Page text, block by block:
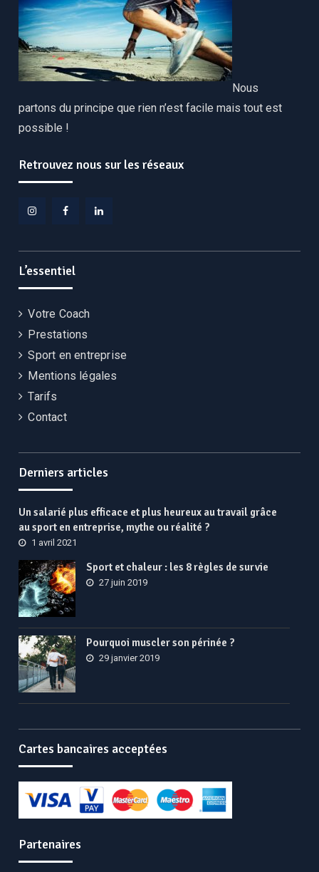
Nous
partons du principe que rien n’est facile mais tout est
possible !
Retrouvez nous sur les réseaux
L’essentiel
Votre Coach
Prestations
Sport en entreprise
Mentions légales
Tarifs
Contact
Derniers articles
Un salarié plus efficace et plus heureux au travail grâce
au sport en entreprise, mythe ou réalité ?
1 avril 2021
Sport et chaleur : les 8 règles de survie
27 juin 2019
Pourquoi muscler son périnée ?
29 janvier 2019
Cartes bancaires acceptées
Partenaires